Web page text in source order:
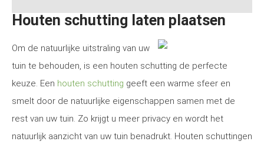
Houten schutting laten plaatsen
Om de natuurlijke uitstraling van uw
tuin te behouden, is een houten schutting de perfecte
keuze. Een houten schutting geeft een warme sfeer en
smelt door de natuurlijke eigenschappen samen met de
rest van uw tuin. Zo krijgt u meer privacy en wordt het
natuurlijk aanzicht van uw tuin benadrukt. Houten schuttingen